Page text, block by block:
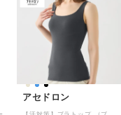
アセドロン